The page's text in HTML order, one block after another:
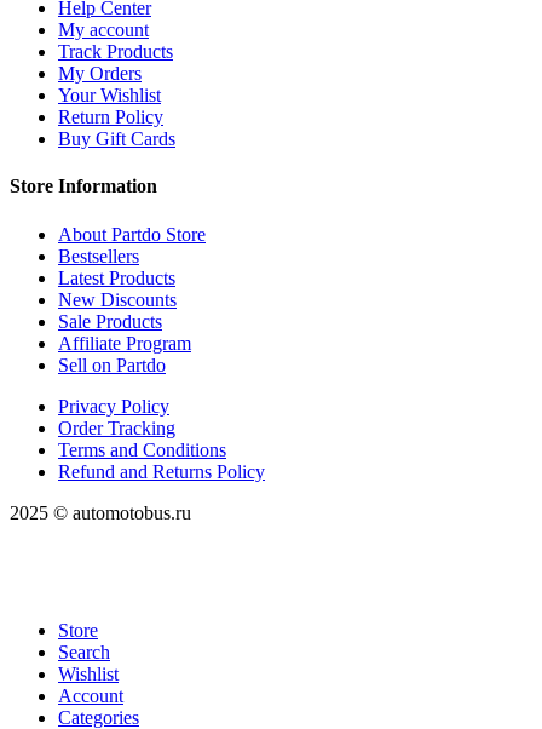
Help Center
My account
Track Products
My Orders
Your Wishlist
Return Policy
Buy Gift Cards
Store Information
About Partdo Store
Bestsellers
Latest Products
New Discounts
Sale Products
Affiliate Program
Sell on Partdo
Privacy Policy
Order Tracking
Terms and Conditions
Refund and Returns Policy
2025 © automotobus.ru
Store
Search
Wishlist
Account
Categories